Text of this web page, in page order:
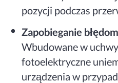
pozycji podczas
Zapobieganie
Wbudowane w
fotoelektryczne
urządzenia w